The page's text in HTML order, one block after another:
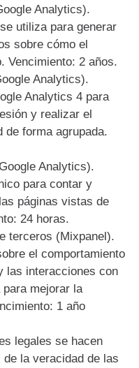
Analytics).
utiliza para generar
sobre cómo el
Vencimiento: 2 años.
Analytics).
Analytics 4 para
y realizar el
de forma agrupada.
Analytics).
para contar y
páginas vistas de
24 horas.
terceros (Mixpanel).
el comportamiento
las interacciones con
mejorar la
1 año
legales se hacen
la veracidad de las